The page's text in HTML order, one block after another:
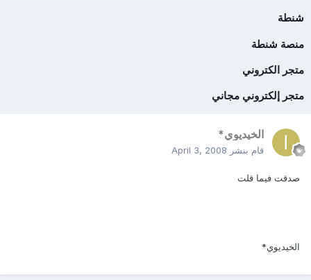
شنطة
منصة شنطة
متجر الكتروني
متجر إلكتروني مجاني
الخيديوي*
قام بنشر April 3, 2008
صدقت فيما قلت
الخيديوي*